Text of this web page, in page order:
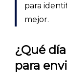
para
mejor.
¿Qué
para